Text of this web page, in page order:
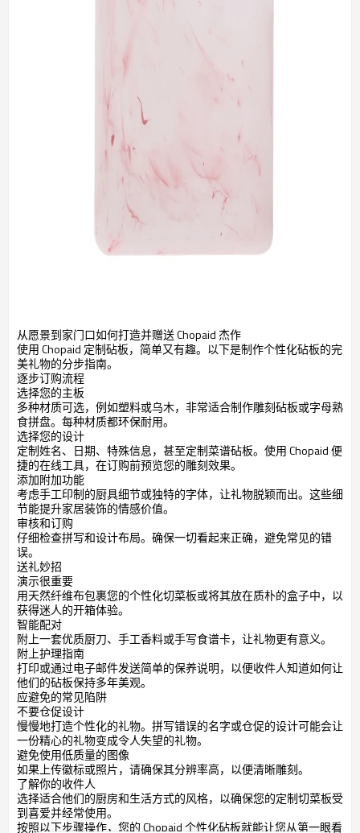
从愿景到家门口如何打造并赠送 Chopaid 杰作
使用 Chopaid 定制砧板，简单又有趣。以下是制作个性化砧板的完
美礼物的分步指南。
逐步订购流程
选择您的主板
多种材质可选，例如塑料或乌木，非常适合制作雕刻砧板或字母熟
食拼盘。每种材质都环保耐用。
选择您的设计
定制姓名、日期、特殊信息，甚至定制菜谱砧板。使用 Chopaid 便
捷的在线工具，在订购前预览您的雕刻效果。
添加附加功能
考虑手工印制的厨具细节或独特的字体，让礼物脱颖而出。这些细
节能提升家居装饰的情感价值。
审核和订购
仔细检查拼写和设计布局。确保一切看起来正确，避免常见的错
误。
送礼妙招
演示很重要
用天然纤维布包裹您的个性化切菜板或将其放在质朴的盒子中，以
获得迷人的开箱体验。
智能配对
附上一套优质厨刀、手工香料或手写食谱卡，让礼物更有意义。
附上护理指南
打印或通过电子邮件发送简单的保养说明，以便收件人知道如何让
他们的砧板保持多年美观。
应避免的常见陷阱
不要仓促设计
慢慢地打造个性化的礼物。拼写错误的名字或仓促的设计可能会让
一份精心的礼物变成令人失望的礼物。
避免使用低质量的图像
如果上传徽标或照片，请确保其分辨率高，以便清晰雕刻。
了解你的收件人
选择适合他们的厨房和生活方式的风格，以确保您的定制切菜板受
到喜爱并经常使用。
按照以下步骤操作，您的 Chopaid 个性化砧板就能让您从第一眼看